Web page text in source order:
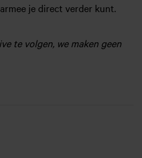
je direct verder kunt.
te volgen, we maken geen